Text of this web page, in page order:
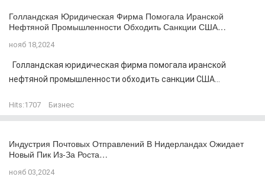
Голландская Юридическая Фирма Помогала Иранской
Нефтяной Промышленности Обходить Санкции США…
нояб 18,2024
Голландская юридическая фирма помогала иранской
нефтяной промышленности обходить санкции США...
Hits:1707 Бизнес
Индустрия Почтовых Отправлений В Нидерландах Ожидает
Новый Пик Из-За Роста…
нояб 03,2024